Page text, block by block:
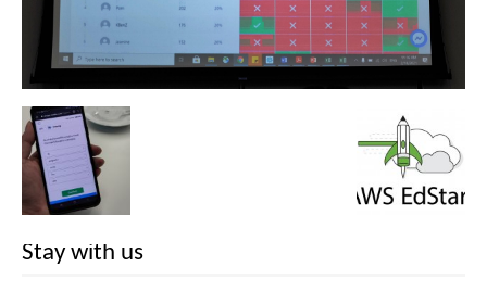
Stay with us